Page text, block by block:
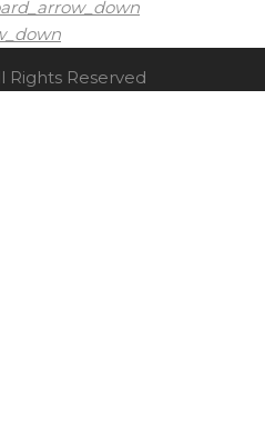
Rights Reserved